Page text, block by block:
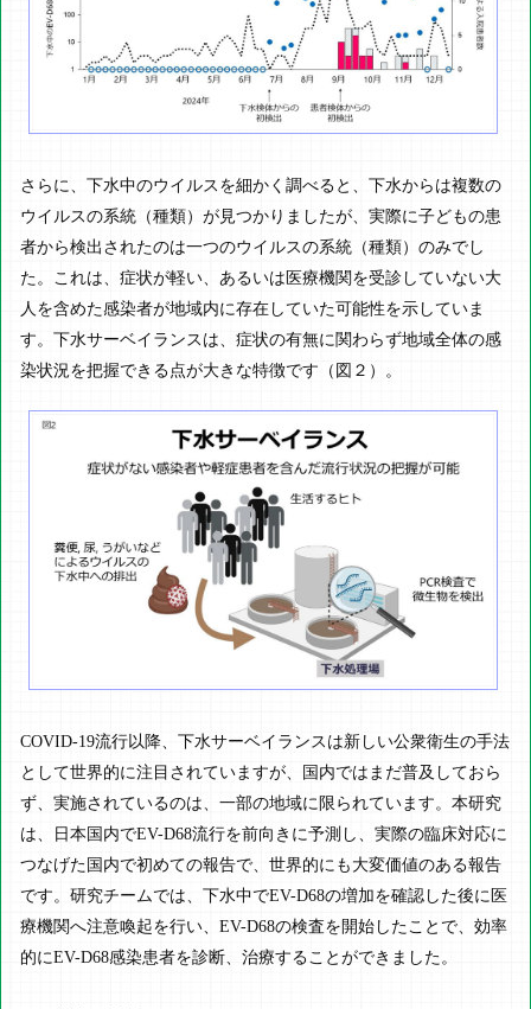
さらに、下水中のウイルスを細かく調べると、下水からは複数の
ウイルスの系統（種類）が見つかりましたが、実際に子どもの患
者から検出されたのは一つのウイルスの系統（種類）のみでし
た。これは、症状が軽い、あるいは医療機関を受診していない大
人を含めた感染者が地域内に存在していた可能性を示していま
す。下水サーベイランスは、症状の有無に関わらず地域全体の感
染状況を把握できる点が大きな特徴です（図２）。
COVID-19流行以降、下水サーベイランスは新しい公衆衛生の手法
として世界的に注目されていますが、国内ではまだ普及しておら
ず、実施されているのは、一部の地域に限られています。本研究
は、日本国内でEV-D68流行を前向きに予測し、実際の臨床対応に
つなげた国内で初めての報告で、世界的にも大変価値のある報告
です。研究チームでは、下水中でEV-D68の増加を確認した後に医
療機関へ注意喚起を行い、EV-D68の検査を開始したことで、効率
的にEV-D68感染患者を診断、治療することができました。